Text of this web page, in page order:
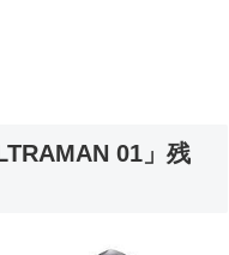
01」残